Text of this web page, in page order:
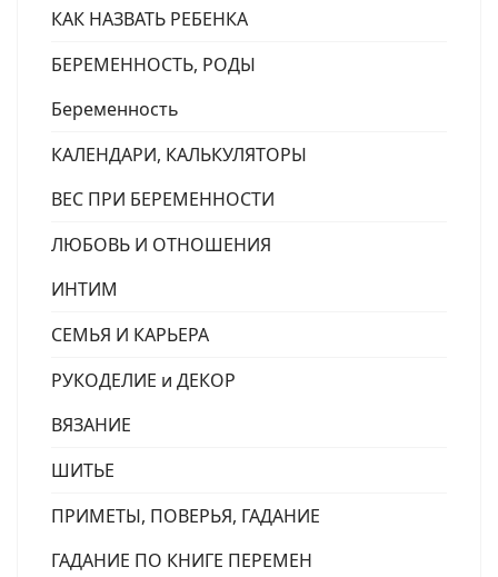
КАК НАЗВАТЬ РЕБЕНКА
БЕРЕМЕННОСТЬ, РОДЫ
Беременность
КАЛЕНДАРИ, КАЛЬКУЛЯТОРЫ
ВЕС ПРИ БЕРЕМЕННОСТИ
ЛЮБОВЬ И ОТНОШЕНИЯ
ИНТИМ
СЕМЬЯ И КАРЬЕРА
РУКОДЕЛИЕ и ДЕКОР
ВЯЗАНИЕ
ШИТЬЕ
ПРИМЕТЫ, ПОВЕРЬЯ, ГАДАНИЕ
ГАДАНИЕ ПО КНИГЕ ПЕРЕМЕН